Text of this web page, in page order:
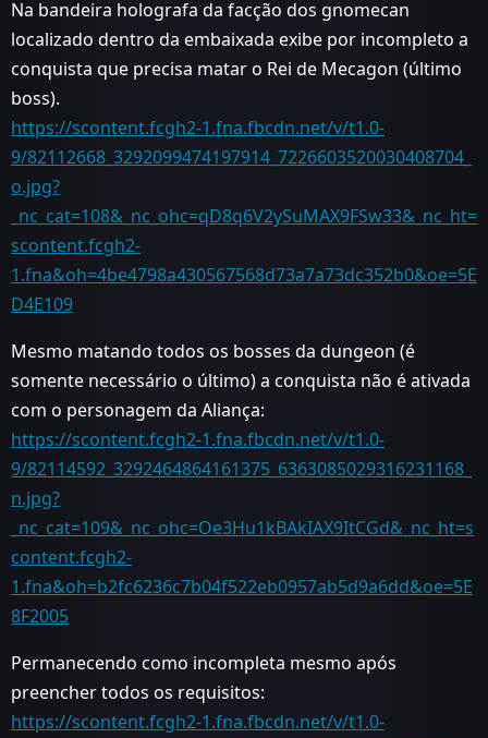
Na bandeira holografa da facção dos gnomecan
localizado dentro da embaixada exibe por incompleto a
conquista que precisa matar o Rei de Mecagon (último
boss).
https://scontent.fcgh2-1.fna.fbcdn.net/v/t1.0-
9/82112668_3292099474197914_7226603520030408704_
o.jpg?
_nc_cat=108&_nc_ohc=qD8q6V2ySuMAX9FSw33&_nc_ht=
scontent.fcgh2-
1.fna&oh=4be4798a430567568d73a7a73dc352b0&oe=5E
D4E109
Mesmo matando todos os bosses da dungeon (é
somente necessário o último) a conquista não é ativada
com o personagem da Aliança:
https://scontent.fcgh2-1.fna.fbcdn.net/v/t1.0-
9/82114592_3292464864161375_6363085029316231168_
n.jpg?
_nc_cat=109&_nc_ohc=Oe3Hu1kBAkIAX9ItCGd&_nc_ht=s
content.fcgh2-
1.fna&oh=b2fc6236c7b04f522eb0957ab5d9a6dd&oe=5E
8F2005
Permanecendo como incompleta mesmo após
preencher todos os requisitos:
https://scontent.fcgh2-1.fna.fbcdn.net/v/t1.0-